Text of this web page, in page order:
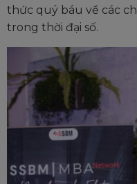
thức quý báu về các
trong thời đại số.